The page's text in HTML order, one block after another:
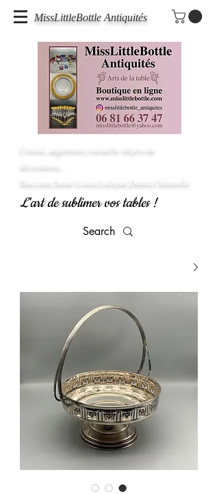
MissLittleBottle Antiquités
Cristal, argenterie,vaisselle objets de
décoration...
Baccarat,Saint Louis,Lalique,Daum,Christofle
L'art de sublimer vos tables !